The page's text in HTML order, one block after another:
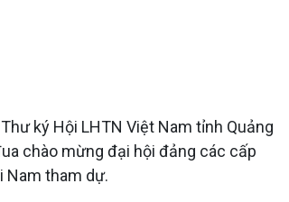
ký Hội LHTN Việt Nam tỉnh Quảng
chào mừng đại hội đảng các cấp
Nam tham dự.